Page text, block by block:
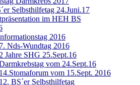
Selbsthilfetag 24.Juni.17
im HEH BS
2016
7. Nds-Wundtag 2016
2 Jahre SHG 25.Sept.16
vom 24.Sept.16
14.Stomaforum vom 15.Sept. 2016
12. BS´er Selbsthilfetag